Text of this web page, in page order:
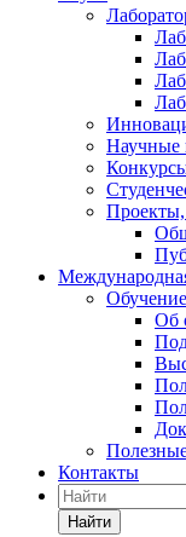
Научные
Проекты,
Об
Контакты
Найти